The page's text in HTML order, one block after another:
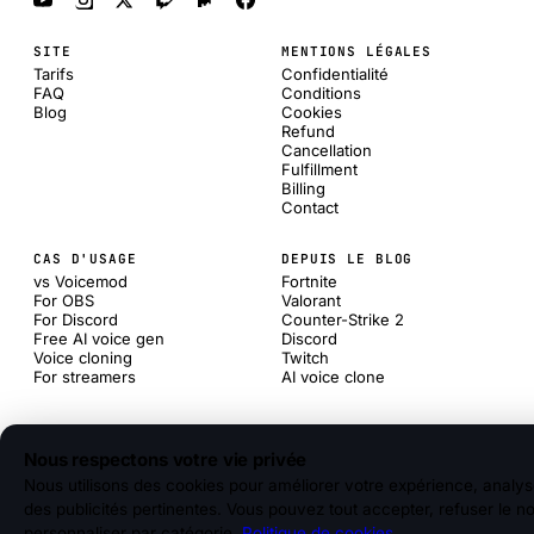
SITE
Tarifs
FAQ
Blog
MENTIONS LÉGALES
Confidentialité
Conditions
Cookies
Refund
Cancellation
Fulfillment
Billing
Contact
CAS D'USAGE
vs Voicemod
For OBS
For Discord
Free AI voice gen
Voice cloning
For streamers
DEPUIS LE BLOG
Fortnite
Valorant
Counter-Strike 2
Discord
Twitch
AI voice clone
Nous respectons votre vie privée
Nous utilisons des cookies pour améliorer votre expérience,
des publicités pertinentes. Vous pouvez tout accepter, refuser le